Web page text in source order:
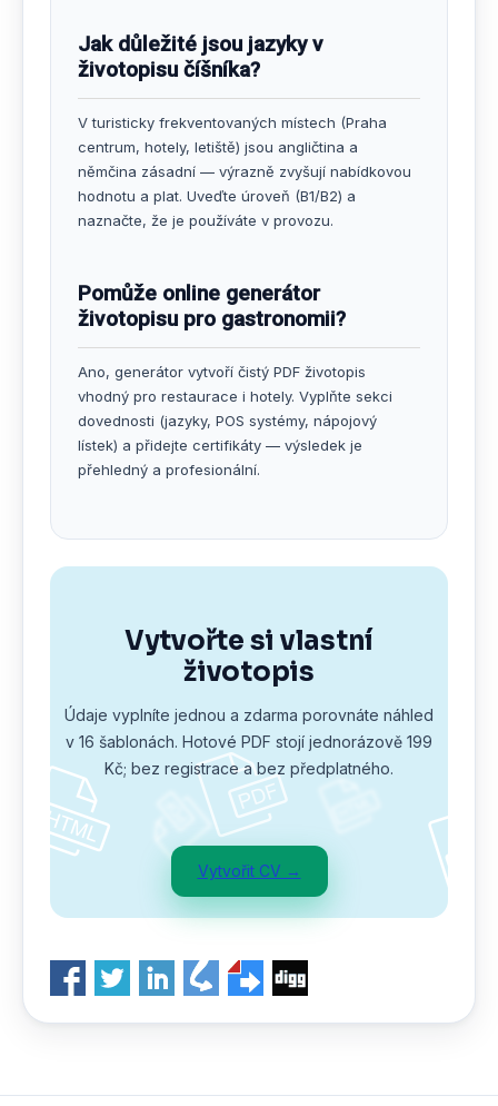
Jak důležité jsou jazyky v
životopisu číšníka?
V turisticky frekventovaných místech (Praha
centrum, hotely, letiště) jsou angličtina a
němčina zásadní — výrazně zvyšují nabídkovou
hodnotu a plat. Uveďte úroveň (B1/B2) a
naznačte, že je používáte v provozu.
Pomůže online generátor
životopisu pro gastronomii?
Ano, generátor vytvoří čistý PDF životopis
vhodný pro restaurace i hotely. Vyplňte sekci
dovednosti (jazyky, POS systémy, nápojový
lístek) a přidejte certifikáty — výsledek je
přehledný a profesionální.
Vytvořte si vlastní
životopis
Údaje vyplníte jednou a zdarma porovnáte náhled
v 16 šablonách. Hotové PDF stojí jednorázově 199
Kč; bez registrace a bez předplatného.
Vytvořit CV →